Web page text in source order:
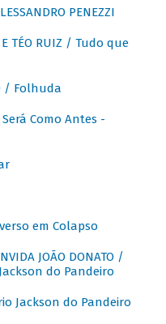
PENEZZI
E TÉO RUIZ / Tudo que
/ Folhuda
Será Como Antes -
em Colapso
JOÃO DONATO /
do Pandeiro
Jackson do Pandeiro